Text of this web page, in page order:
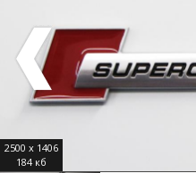
2500 x 1406
184 кб